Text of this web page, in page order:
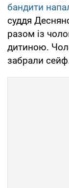
бандити
суддя
разом із
дитиною.
забрали